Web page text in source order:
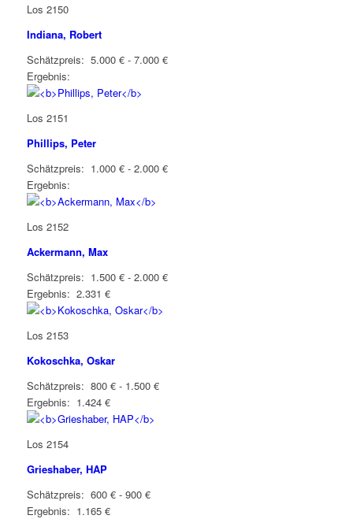
Los 2150
Indiana, Robert
Schätzpreis: 5.000 € - 7.000 €
Ergebnis:
Los 2151
Phillips, Peter
Schätzpreis: 1.000 € - 2.000 €
Ergebnis:
Los 2152
Ackermann, Max
Schätzpreis: 1.500 € - 2.000 €
Ergebnis: 2.331 €
Los 2153
Kokoschka, Oskar
Schätzpreis: 800 € - 1.500 €
Ergebnis: 1.424 €
Los 2154
Grieshaber, HAP
Schätzpreis: 600 € - 900 €
Ergebnis: 1.165 €